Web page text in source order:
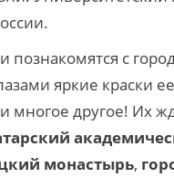
познакомятся с
яркие краски
многое другое! Их
монастырь,